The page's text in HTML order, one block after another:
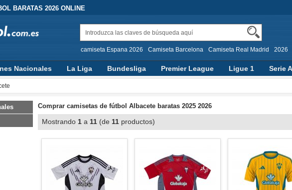
BARATAS 2026 ONLINE
camiseta Espana 2026 Camiseta Barcelona Camiseta Real Madrid 2026
Nacionales La Liga Bundesliga Premier League Ligue 1 Serie A
Comprar camisetas de fútbol Albacete baratas 2025 2026
Mostrando 1 a 11 (de 11 productos)